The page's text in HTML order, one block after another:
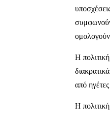
συμφωνούν
Η
από
Η